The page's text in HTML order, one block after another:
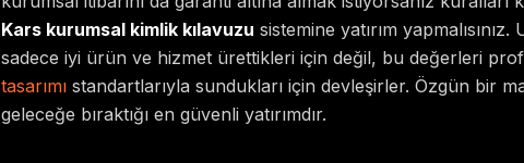
Kars kurumsal kimlik kılavuzu sistemine yatırım
sadece iyi ürün ve hizmet ürettikleri için değil, bu değerleri
tasarımıstandartlarıyla sundukları için devleşirler. Özgün bir
geleceğe bıraktığı en güvenli yatırımdır.